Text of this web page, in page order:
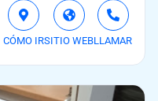
CÓMO IRSITIO WEBLLAMAR